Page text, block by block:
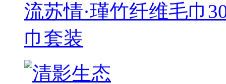
流苏情·瑾竹纤维毛巾
巾套装